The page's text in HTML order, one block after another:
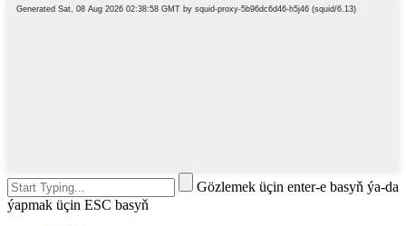
Gözlemek üçin enter-e basyň ýa-da
ýapmak üçin ESC basyň